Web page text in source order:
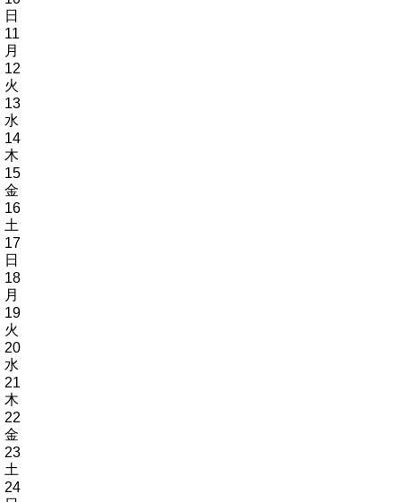
日
11
月
12
火
13
水
14
木
15
金
16
土
17
日
18
月
19
火
20
水
21
木
22
金
23
土
24